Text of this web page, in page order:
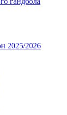
2025/2026